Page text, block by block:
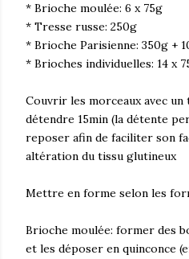
* Brioche moulée: 6 x 75g
* Tresse russe: 250g
* Brioche Parisienne: 350g +
* Brioches individuelles: 14 x
Couvrir les morceaux avec
détendre 15min (la détente
reposer afin de faciliter son
altération du tissu glutineux
Mettre en forme selon les
Brioche moulée: former des
et les déposer en quinconce